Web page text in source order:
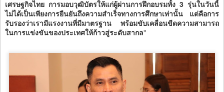
เศรษฐกิจไทย การมอบวุฒิบัตรให้แก่ผู้ผ่านการฝึกอบรมทั้ง 3 รุ่นในวันนี้
ไม่ได้เป็นเพียงการยืนยันถึงความสำเร็จทางการศึกษาเท่านั้น แต่คือการ
รับรองว่าเรามีแรงงานที่มีมาตรฐาน พร้อมขับเคลื่อนขีดความสามารถ
ในการแข่งขันของประเทศให้ก้าวสู่ระดับสากล"